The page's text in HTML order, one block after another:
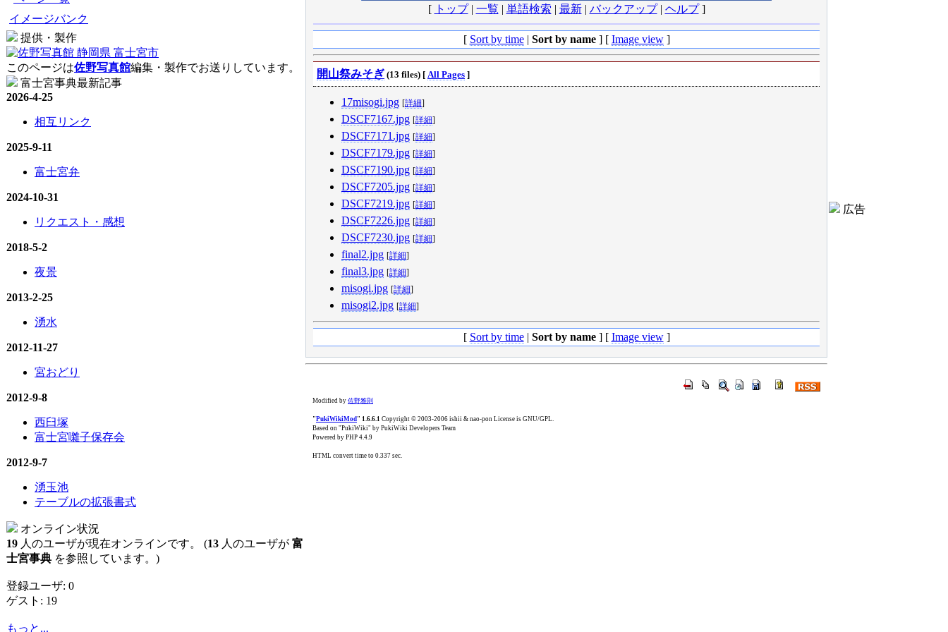
イメージバンク
提供・製作
このページは佐野写真館編集・製作でお送りしています。
富士宮事典最新記事
2026-4-25
相互リンク
2025-9-11
富士宮弁
2024-10-31
リクエスト・感想
2018-5-2
夜景
2013-2-25
湧水
2012-11-27
宮おどり
2012-9-8
西臼塚
富士宮囃子保存会
2012-9-7
湧玉池
テーブルの拡張書式
オンライン状況
19 人のユーザが現在オンラインです。 (13 人のユーザが 富
士宮事典 を参照しています。)
登録ユーザ: 0
ゲスト: 19
もっと...
[ トップ| 一覧 | 単語検索 | 最新| バックアップ| ヘルプ]
[ Sort by time| Sort by name] [ Image view]
開山祭みそぎ (13 files) [ All Pages ]
17misogi.jpg [詳細]
DSCF7167.jpg [詳細]
DSCF7171.jpg [詳細]
DSCF7179.jpg [詳細]
DSCF7190.jpg [詳細]
DSCF7205.jpg [詳細]
DSCF7219.jpg [詳細]
DSCF7226.jpg [詳細]
DSCF7230.jpg [詳細]
final2.jpg [詳細]
final3.jpg [詳細]
misogi.jpg [詳細]
misogi2.jpg [詳細]
[ Sort by time| Sort by name] [ Image view]
Modified by 佐野雅則
"PukiWikiMod" 1.6.6.1 Copyright © 2003-2006 ishii & nao-pon License is GNU/GPL.
Based on "PukiWiki" by PukiWiki Developers Team
Powered by PHP 4.4.9
HTML convert time to 0.337 sec.
広告